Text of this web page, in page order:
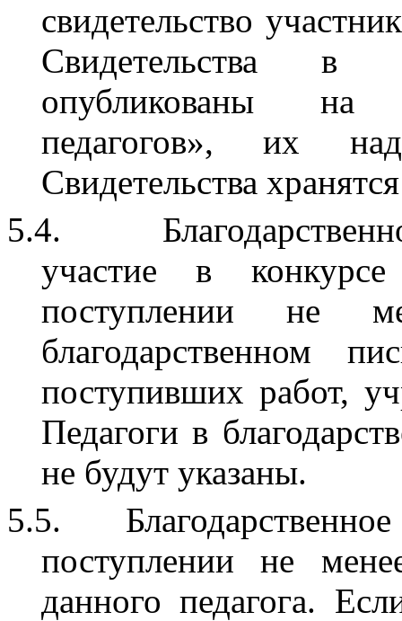
свидетельство
Свидетельства в
опубликованы на
педагогов», их
Свидетельства
5.4.
участие в
поступлении не
благодарственном
поступивших работ,
Педагоги в
не будут указаны.
5.5.
поступлении не
данного педагога.